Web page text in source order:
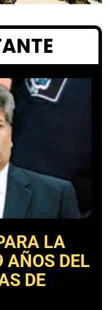
LA
AÑOS DEL
DE